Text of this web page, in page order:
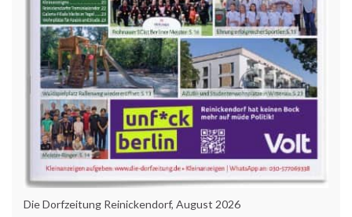
Die Dorfzeitung Reinickendorf, August 2026